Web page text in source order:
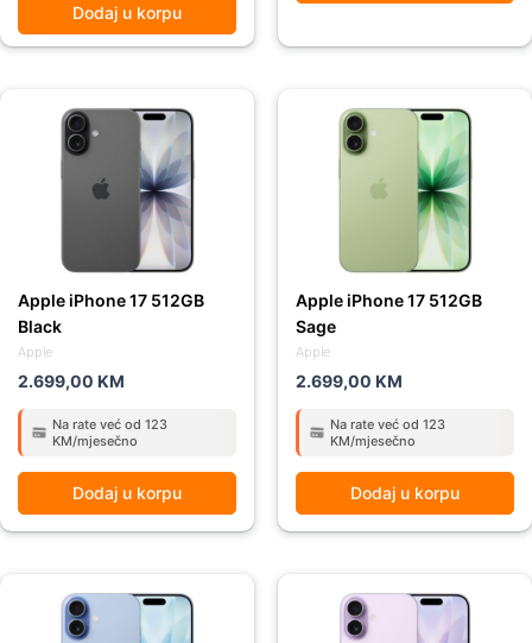
Dodaj u korpu
Apple
Apple iPhone 17 512GB
Black
2.699,00 KM
Na rate već od 123
KM/mjesečno
Dodaj u korpu
Apple
Apple iPhone 17 512GB
Sage
2.699,00 KM
Na rate već od 123
KM/mjesečno
Dodaj u korpu